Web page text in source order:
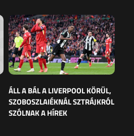
ÁLL A BÁL A LIVERPOOL KÖRÜL,
SZOBOSZLAIÉKNÁL SZTRÁJKRÓL
SZÓLNAK A HÍREK